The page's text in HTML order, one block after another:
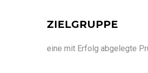
ZIELGRUPPE
eine mit Erfolg abgelegte